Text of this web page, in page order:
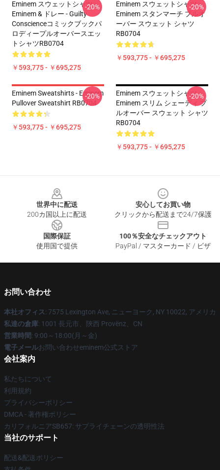
Eminem スウェットシャツ -
Eminem & ドレー - Guilty
Conscienceコミックブックパ
ロディープルオーバースエッ
トシャツRB0704
￥593,775 - ￥695,275
-20%
Eminem スウェットシャツ -
Eminem スタンマーチ プルオ
ーバー スウェット シャツ
RB0704
￥593,775 - ￥695,275
-20%
Eminem Sweatshirts - Eminem
Pullover Sweatshirt RB0704
￥593,775 - ￥695,275
-20%
Eminem スウェットシャツ -
Eminem スリム シェーディ プ
ルオーバー スウェット シャツ
RB0704
￥593,775 - ￥695,275
-20%
世界中に配送
200カ国以上に配送
安心してお買い物
クリックから配送まで24/7保護
国際保証
使用国で提供
100％安全なチェックアウト
PayPal / マスターカード / ビザ
お問い合わせ
本社オフィス: 7575 Lexington Ave, ニューヨーク, NY 10022, アメリカ
私達の倉庫: 1001 長元市、陝西 Provënz、CN
営業時間: 9:00～18:00(月～金)
電子メールお問い合わせeminem公式ストア
会社案内
私たちについて
利用規約
プライバシーポリシー
DMCA - 著作権ポリシー
カリフォルニアSB657: サプライチェーンの透明性法
当社のサポート
配送&配送ポリシー